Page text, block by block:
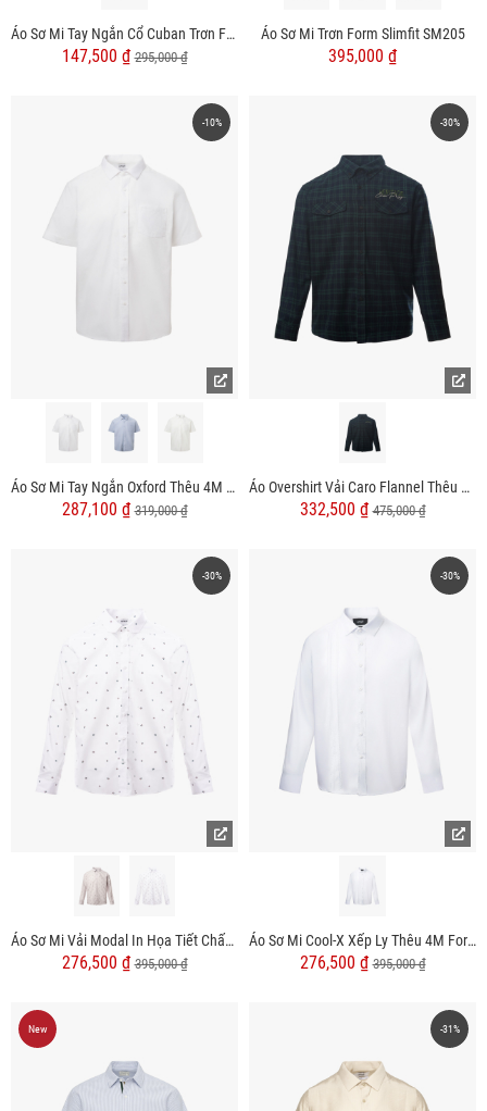
Áo Sơ Mi Tay Ngắn Cổ Cuban Trơn Form Regular SM151
147,500 ₫295,000 ₫
Áo Sơ Mi Trơn Form Slimfit SM205
395,000 ₫
-10%
Áo Sơ Mi Tay Ngắn Oxford Thêu 4M Ở Túi Form Regular SM191
287,100 ₫319,000 ₫
-30%
Áo Overshirt Vải Caro Flannel Thêu Heritage Form Loose SM166
332,500 ₫475,000 ₫
-30%
Áo Sơ Mi Vải Modal In Họa Tiết Chấm Bi Form Regular SM168
276,500 ₫395,000 ₫
-30%
Áo Sơ Mi Cool-X Xếp Ly Thêu 4M Form Slimfit SM194
276,500 ₫395,000 ₫
New -31%